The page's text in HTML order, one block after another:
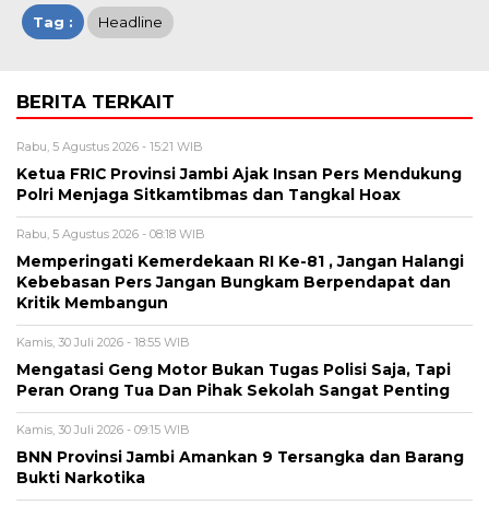
Tag : Headline
BERITA TERKAIT
Rabu, 5 Agustus 2026 - 15:21 WIB
Ketua FRIC Provinsi Jambi Ajak Insan Pers Mendukung
Polri Menjaga Sitkamtibmas dan Tangkal Hoax
Rabu, 5 Agustus 2026 - 08:18 WIB
Memperingati Kemerdekaan RI Ke-81 , Jangan Halangi
Kebebasan Pers Jangan Bungkam Berpendapat dan
Kritik Membangun
Kamis, 30 Juli 2026 - 18:55 WIB
Mengatasi Geng Motor Bukan Tugas Polisi Saja, Tapi
Peran Orang Tua Dan Pihak Sekolah Sangat Penting
Kamis, 30 Juli 2026 - 09:15 WIB
BNN Provinsi Jambi Amankan 9 Tersangka dan Barang
Bukti Narkotika